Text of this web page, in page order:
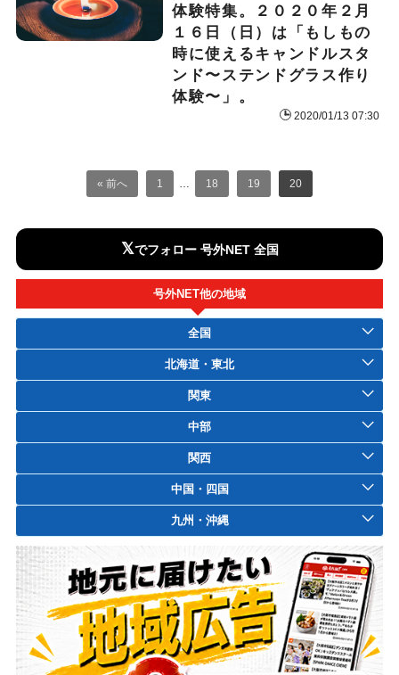
体験特集。２０２０年２月
１６日（日）は「もしもの
時に使えるキャンドルスタ
ンド〜ステンドグラス作り
体験〜」。
2020/01/13 07:30
« 前へ 1 … 18 19 20
𝕏でフォロー 号外NET 全国
号外NET他の地域
全国
北海道・東北
関東
中部
関西
中国・四国
九州・沖縄